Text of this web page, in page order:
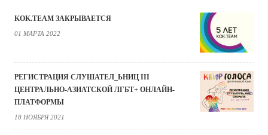
KOK.TEAM ЗАКРЫВАЕТСЯ
01 МАРТА 2022
РЕГИСТРАЦИЯ СЛУШАТЕЛ_ЬНИЦ III
ЦЕНТРАЛЬНО-АЗИАТСКОЙ ЛГБТ+ ОНЛАЙН-
ПЛАТФОРМЫ
18 НОЯБРЯ 2021